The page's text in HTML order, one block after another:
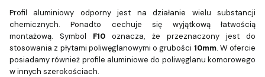
Profil aluminiowy odporny jest na działanie wielu substancji
chemicznych. Ponadto cechuje się wyjątkową łatwością
montażową. Symbol F10 oznacza, że przeznaczony jest do
stosowania z płytami poliwęglanowymi o grubości 10mm. W ofercie
posiadamy również profile aluminiowe do poliwęglanu komorowego
w innych szerokościach.